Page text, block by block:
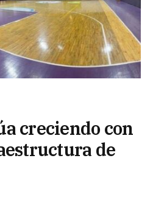
creciendo con
de